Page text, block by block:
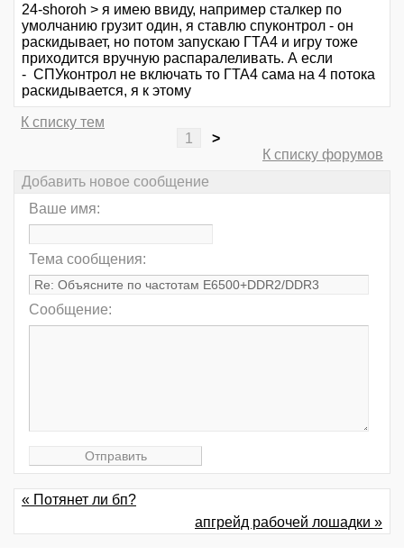
24-shoroh > я имею ввиду, например сталкер по
умолчанию грузит один, я ставлю спуконтрол - он
раскидывает, но потом запускаю ГТА4 и игру тоже
приходится вручную распаралеливать. А если
- СПУконтрол не включать то ГТА4 сама на 4 потока
раскидывается, я к этому
К списку тем
1
>
К списку форумов
Добавить новое сообщение
Ваше имя:
Тема сообщения:
Сообщение:
« Потянет ли бп?
апгрейд рабочей лошадки »